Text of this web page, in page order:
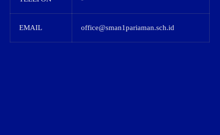
EMAIL office@sman1pariaman.sch.id